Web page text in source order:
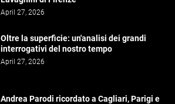
April 27, 2026
Oltre la superficie: un'analisi dei grandi
interrogativi del nostro tempo
April 27, 2026
Andrea Parodi ricordato a Cagliari, Parigi e